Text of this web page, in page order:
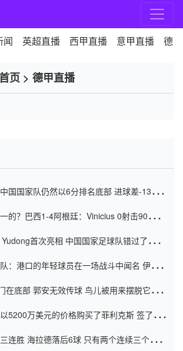
闻 英超直播 西甲直播 意甲直播 德
首页 > 德甲直播
国国家队仍然以6分排名底部 进球差-13令人
的？巴西1-4阿根廷：Vinicius 0射击90分钟
首次亮相 中国国家足球队错过了世界
：港口的年轻球员在一场战斗中闻名 伊万放
在底部 郭安无效传球 鸟儿被用来摆脱它
5200万美元的价格购买了菲利克斯 签了7年
连胜 海拉德落后6球 只有两个连续三个连续